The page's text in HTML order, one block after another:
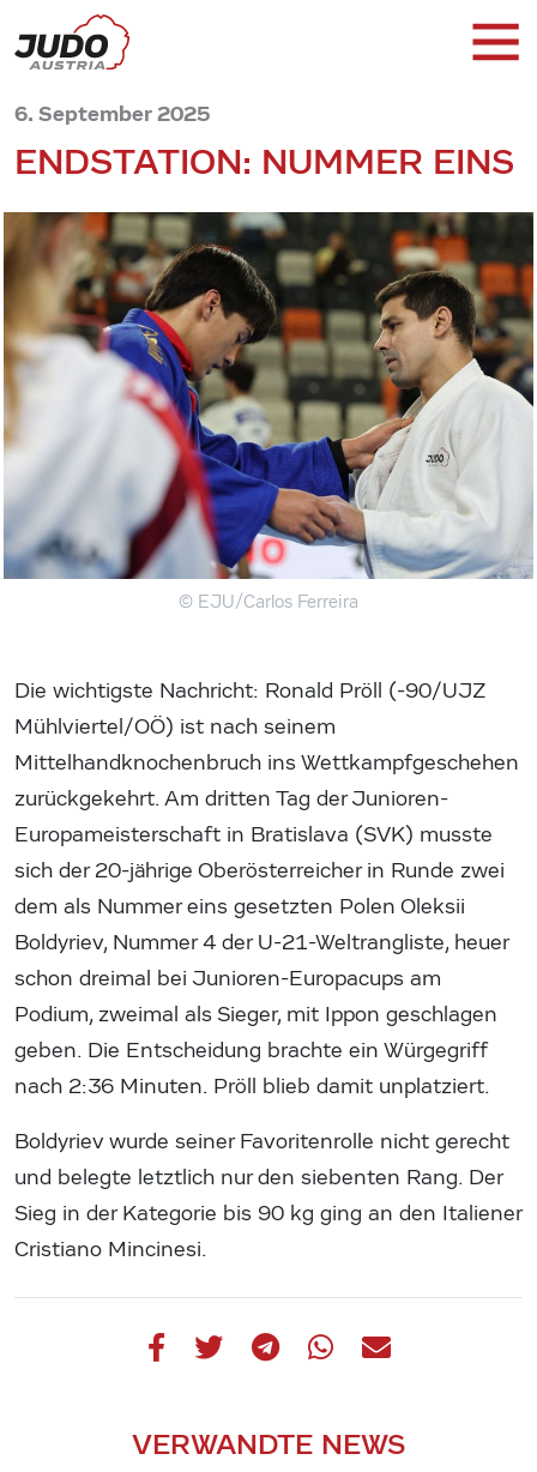
6. September 2025
ENDSTATION: NUMMER EINS
© EJU/Carlos Ferreira
Die wichtigste Nachricht: Ronald Pröll (-90/UJZ
Mühlviertel/OÖ) ist nach seinem
Mittelhandknochenbruch ins Wettkampfgeschehen
zurückgekehrt. Am dritten Tag der Junioren-
Europameisterschaft in Bratislava (SVK) musste
sich der 20-jährige Oberösterreicher in Runde zwei
dem als Nummer eins gesetzten Polen Oleksii
Boldyriev, Nummer 4 der U-21-Weltrangliste, heuer
schon dreimal bei Junioren-Europacups am
Podium, zweimal als Sieger, mit Ippon geschlagen
geben. Die Entscheidung brachte ein Würgegriff
nach 2:36 Minuten. Pröll blieb damit unplatziert.
Boldyriev wurde seiner Favoritenrolle nicht gerecht
und belegte letztlich nur den siebenten Rang. Der
Sieg in der Kategorie bis 90 kg ging an den Italiener
Cristiano Mincinesi.
VERWANDTE NEWS